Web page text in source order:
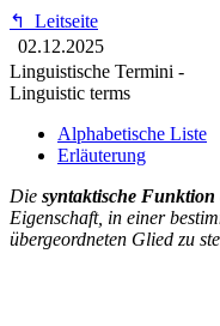
↰
Leitseite
02.12.2025
Linguistische Termini -
Linguistic terms
Alphabetische Liste
Erläuterung
Die syntaktische Funktion
Eigenschaft, in einer
übergeordneten Glied zu